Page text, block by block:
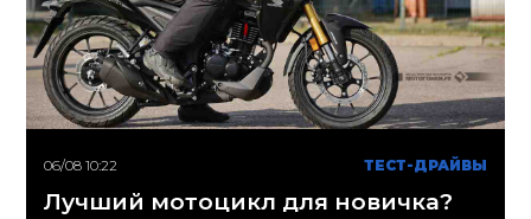
06/08 10:22 ТЕСТ-ДРАЙВЫ
Лучший мотоцикл для новичка?